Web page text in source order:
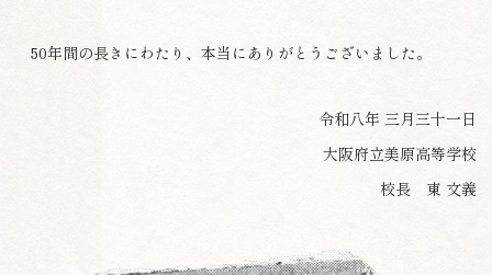
50年間の長きにわたり、本当にありがとうございました。
令和八年 三月三十一日
大阪府立美原高等学校
校長 東 文義